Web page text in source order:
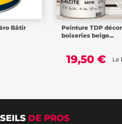
Bâtir
Peinture TDP
boiseries beige...
19,50 € Le
DE PROS